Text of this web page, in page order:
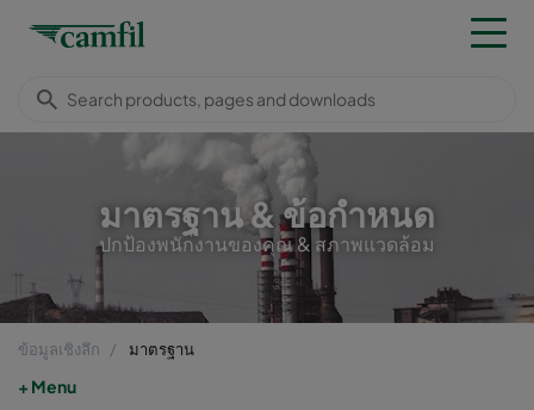
มาตรฐาน & ข้อกำหนด
ปกป้องพนักงานของคุณ & สภาพแวดล้อม
ข้อมูลเชิงลึก มาตรฐาน
Menu